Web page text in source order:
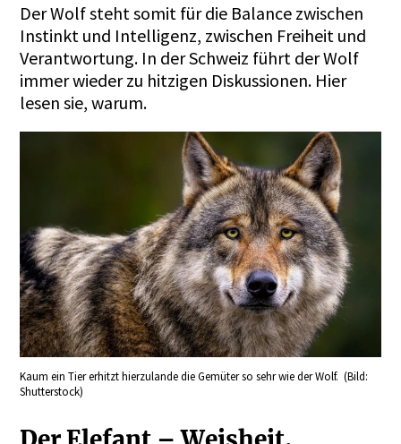
Der Wolf steht somit für die Balance zwischen
Instinkt und Intelligenz, zwischen Freiheit und
Verantwortung. In der Schweiz führt der Wolf
immer wieder zu hitzigen Diskussionen. Hier
lesen sie, warum.
Kaum ein Tier erhitzt hierzulande die Gemüter so sehr wie der Wolf. (Bild:
Shutterstock)